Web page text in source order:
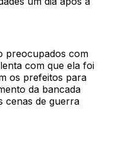
preocupados com
com que ela foi
os prefeitos para
da bancada
cenas de guerra